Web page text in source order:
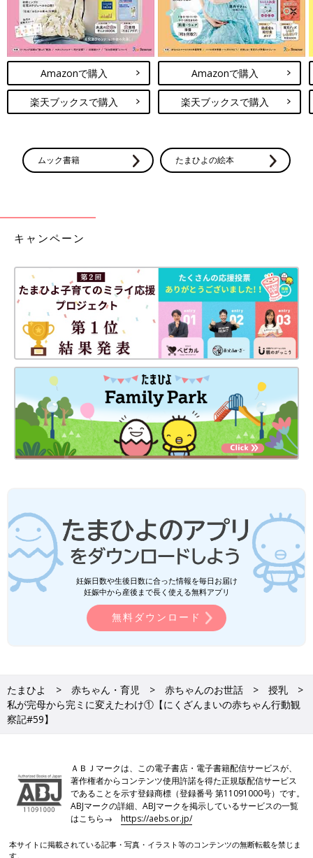
Amazonで購入
楽天ブックスで購入
Amazonで購入
楽天ブックスで購入
ムック書籍 たまひよの絵本
キャンペーン
妊娠日数や生後日数に合った情報を毎日お届け
妊娠中から産後まで長く使える無料アプリ
無料ダウンロード
たまひよ 赤ちゃん・育児 赤ちゃんのお世話
授乳
私が完母から完ミに変えたわけ①【にくざんまいの赤ちゃん行動観
察記#59】
ＡＢＪマークは、この電子書店・電子書籍配信サービスが、
著作権者からコンテンツ使用許諾を得た正規版配信サービス
であることを示す登録商標（登録番号 第11091000号）です。
ABJマークの詳細、ABJマークを掲示しているサービスの一覧
はこちら→https://aebs.or.jp/
本サイトに掲載されている記事・写真・イラスト等のコンテンツの無断転載を禁じま
す。